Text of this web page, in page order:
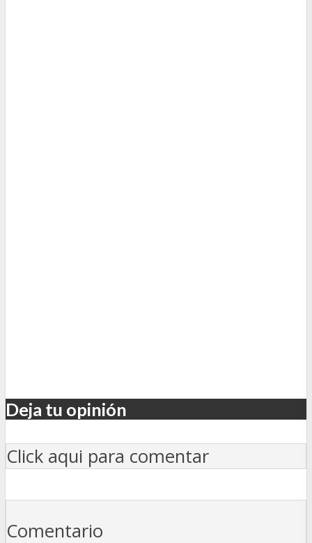
Deja tu opinión
Click aqui para comentar
Comentario